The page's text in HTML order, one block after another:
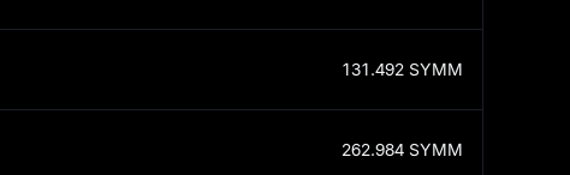
131.492 SYMM
262.984 SYMM